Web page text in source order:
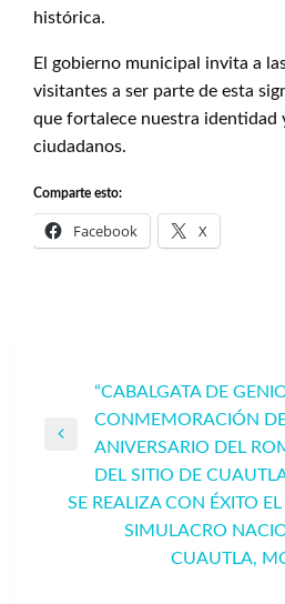
histórica.
El gobierno municipal invita a
visitantes a ser parte de esta
que fortalece nuestra identidad
ciudadanos.
Comparte esto:
Facebook X
Navegación
de
entradas
Entrada
anterior
“CABALGATA DE
CONMEMORACIÓN
ANIVERSARIO DEL
DEL SITIO DE
SE REALIZA CON ÉXITO
SIMULACRO
CUAUTLA,